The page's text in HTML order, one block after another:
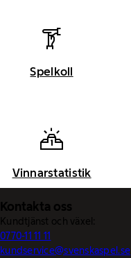
Spelkoll
Vinnarstatistik
Kontakta oss
Kundtjänst och växel:
0770-11 11 11
kundservice@svenskaspel.se